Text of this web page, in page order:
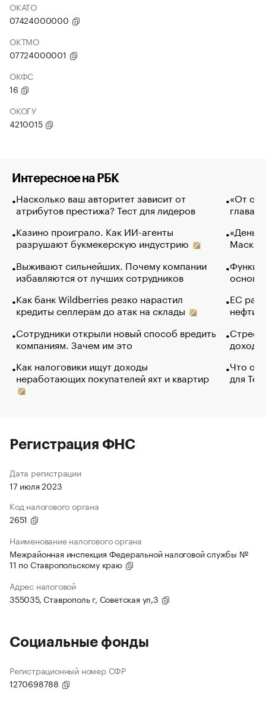
ОКАТО
07424000000
ОКТМО
07724000001
ОКФС
16
ОКОГУ
4210015
Интересное на РБК
Насколько ваш авторитет зависит от
атрибутов престижа? Тест для лидеров
Казино проиграло. Как ИИ-агенты
разрушают букмекерскую индустрию
Выживают сильнейших. Почему компании
избавляются от лучших сотрудников
Как банк Wildberries резко нарастил
кредиты селлерам до атак на склады
Сотрудники открыли новый способ вредить
компаниям. Зачем им это
Как налоговики ищут доходы
неработающих покупателей яхт и квартир
«От
глава
Маск в
основ
ЕС
нефти
Что
для
Регистрация ФНС
Дата регистрации
17 июля 2023
Код налогового органа
2651
Наименование налогового органа
Межрайонная инспекция Федеральной налоговой службы №
11 по Ставропольскому краю
Адрес налоговой
355035, Ставрополь г, Советская ул,3
Социальные фонды
Регистрационный номер СФР
1270698788